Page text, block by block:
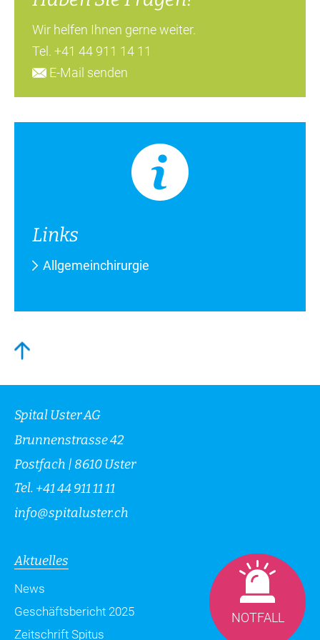
Wir helfen Ihnen gerne weiter.
Tel. +41 44 911 14 11
E-Mail senden
Links
Allgemeinchirurgie
NOTFALL
Spital Uster AG
Brunnenstrasse 42
Postfach | 8610 Uster
Tel. +41 44 911 11 11
info@spitaluster.ch
Aktuelles
News
Geschäftsbericht 2025
Zeitschrift Spitus